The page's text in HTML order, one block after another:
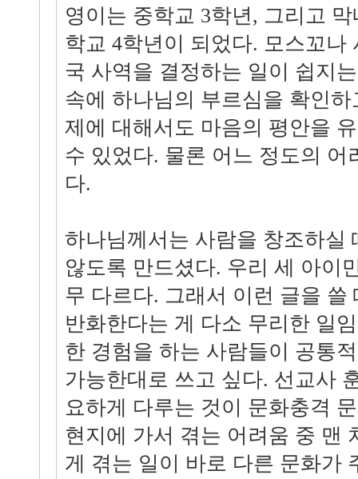
영이는 중학교 3학년, 그리고
학교 4학년이 되었다. 모스꼬나
국 사역을 결정하는 일이 쉽지
속에 하나님의 부르심을 확인
제에 대해서도 마음의 평안을
수 있었다. 물론 어느 정도의 어
다.
하나님께서는 사람을 창조하실
않도록 만드셨다. 우리 세 아이
무 다르다. 그래서 이런 글을 쓸
반화한다는 게 다소 무리한 일
한 경험을 하는 사람들이 공통
가능한대로 쓰고 싶다. 선교사
요하게 다루는 것이 문화충격
현지에 가서 겪는 어려움 중 맨
게 겪는 일이 바로 다른 문화가